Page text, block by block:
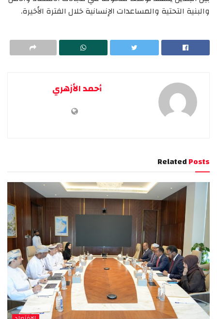
والبنية التحتية والمساعدات الإنسانية خلال الفترة الأخيرة.
أحمد الأزهري
RelatedPosts